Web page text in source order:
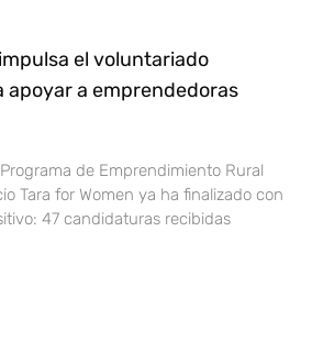
el voluntariado
apoyar a emprendedoras
de Emprendimiento Rural
Tara for Women ya ha finalizado con
47 candidaturas recibidas